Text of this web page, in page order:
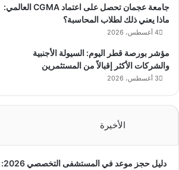
جامعة عجمان تحصل على اعتماد CGMA العالمي:
ماذا يعني ذلك لطلاب المحاسبة؟
4 أغسطس، 2026
مؤشر بورصة قطر اليوم: السيولة الأجنبية
والشركات الأكثر إقبالاً من المستثمرين
3 أغسطس، 2026
الأخيرة
دليل حجز موعد في المستشفى التخصصي 2026: